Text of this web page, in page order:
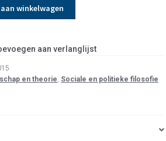
winkelwagen
aan verlanglijst
en theorie, Sociale en politieke filosofie